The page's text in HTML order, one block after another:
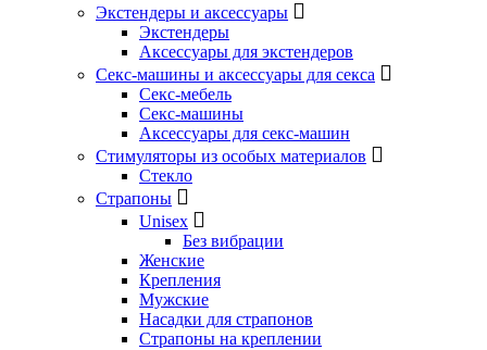
Экстендеры и аксессуары
Экстендеры
Аксессуары для экстендеров
Секс-машины и аксессуары для секса
Секс-мебель
Секс-машины
Аксессуары для секс-машин
Стимуляторы из особых материалов
Стекло
Страпоны
Unisex
Без вибрации
Женские
Крепления
Мужские
Насадки для страпонов
Страпоны на креплении